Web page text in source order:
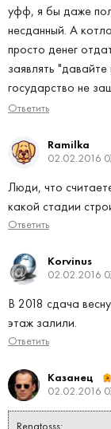
уфф, я бы даже
несданный. А
просто денег
заявлять
государство не
Ответить
Ramilka
02.02.2016
Люди, что
какой стадии
Ответить
Korvinus
02.02.2016
В 2018 сдача
этаж залили.
Ответить
Казанец
02.02.2016
Renatosss: